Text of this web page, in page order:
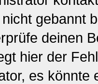
gebannt
deinen
hier der
es könnte